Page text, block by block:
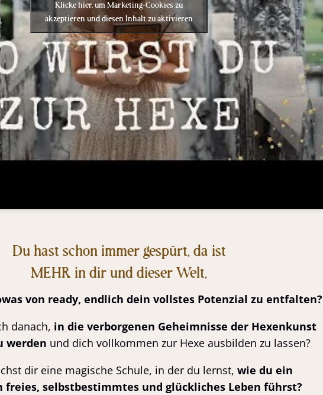
Klicke hier, um Marketing-Cookies zu
akzeptieren und diesen Inhalt zu aktivieren
Du hast schon immer gespürt, da ist
MEHR in dir und dieser Welt,
von ready, endlich dein vollstes Potenzial zu entfalten?
danach, in die verborgenen Geheimnisse der Hexenkunst
werden und dich vollkommen zur Hexe ausbilden zu lassen?
dir eine magische Schule, in der du lernst, wie du ein
freies, selbstbestimmtes und glückliches Leben führst?